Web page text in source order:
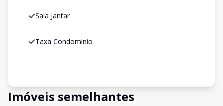
Sala Jantar
Taxa Condominio
Imóveis semelhantes